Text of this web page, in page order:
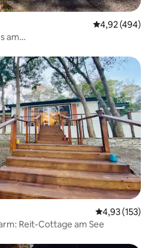
4,92 (494)
am
4,93 (153)
Reit-Cottage am See